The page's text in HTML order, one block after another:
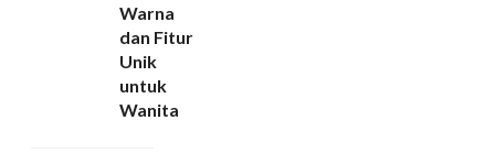
Warna
dan Fitur
Unik
untuk
Wanita